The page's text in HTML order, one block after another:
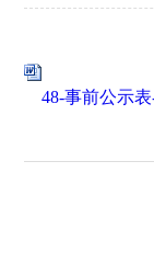
48-事前公示